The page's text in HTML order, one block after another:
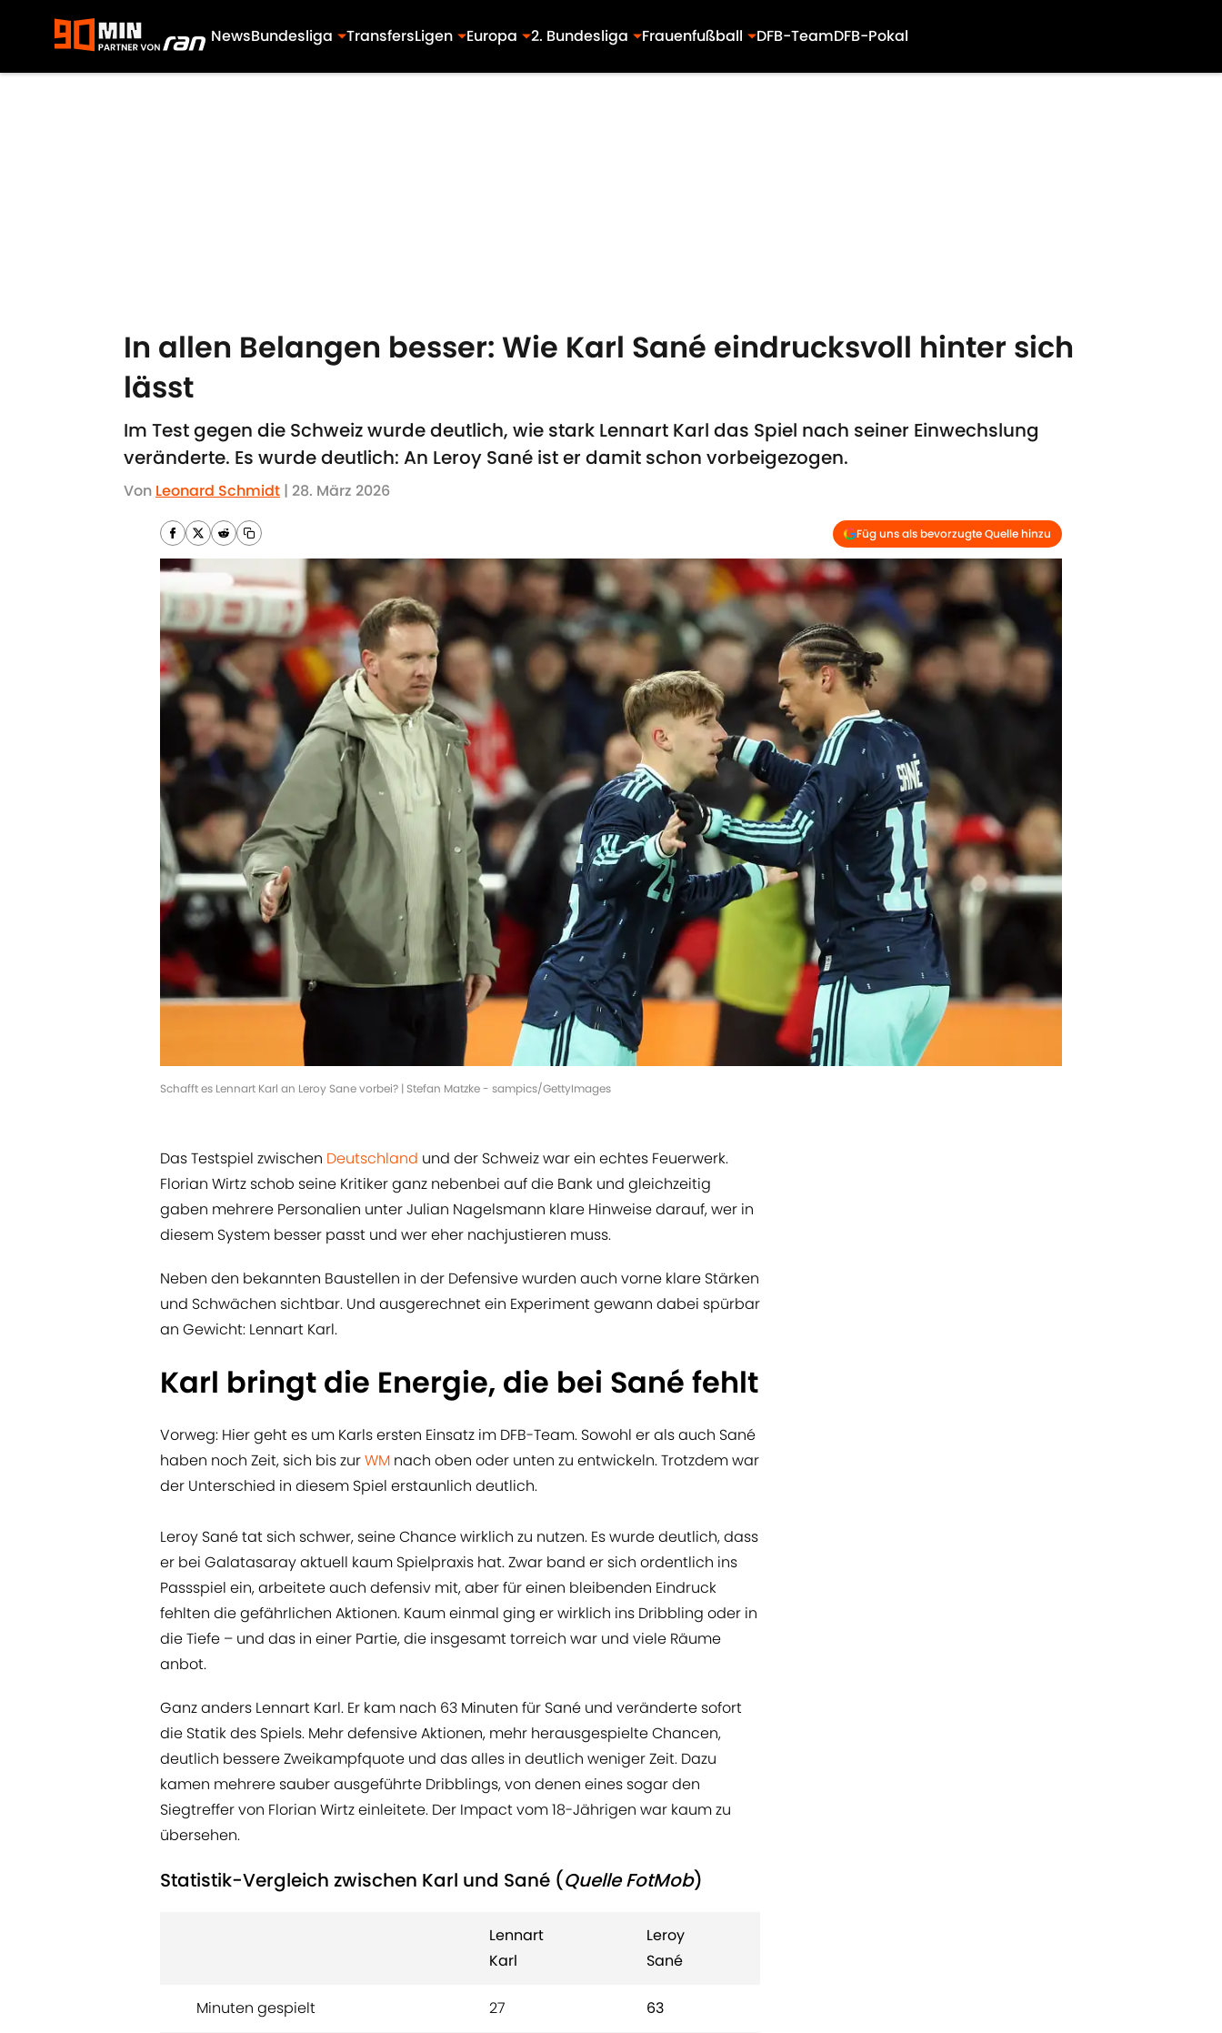
NewsBundesliga TransfersLigen Europa 2. Bundesliga Frauenfußball DFB-TeamDFB-Pokal
In allen Belangen besser: Wie Karl Sané eindrucksvoll hinter sich
lässt
Im Test gegen die Schweiz wurde deutlich, wie stark Lennart Karl das Spiel nach seiner Einwechslung
veränderte. Es wurde deutlich: An Leroy Sané ist er damit schon vorbeigezogen.
Von Leonard Schmidt | 28. März 2026
Füg uns als bevorzugte Quelle hinzu
Schafft es Lennart Karl an Leroy Sane vorbei? | Stefan Matzke - sampics/GettyImages
Das Testspiel zwischen Deutschland und der Schweiz war ein echtes Feuerwerk.
Florian Wirtz schob seine Kritiker ganz nebenbei auf die Bank und gleichzeitig
gaben mehrere Personalien unter Julian Nagelsmann klare Hinweise darauf, wer in
diesem System besser passt und wer eher nachjustieren muss.
Neben den bekannten Baustellen in der Defensive wurden auch vorne klare Stärken
und Schwächen sichtbar. Und ausgerechnet ein Experiment gewann dabei spürbar
an Gewicht: Lennart Karl.
Karl bringt die Energie, die bei Sané fehlt
Vorweg: Hier geht es um Karls ersten Einsatz im DFB-Team. Sowohl er als auch Sané
haben noch Zeit, sich bis zurWM nach oben oder unten zu entwickeln. Trotzdem war
der Unterschied in diesem Spiel erstaunlich deutlich.
Leroy Sané tat sich schwer, seine Chance wirklich zu nutzen. Es wurde deutlich, dass
er bei Galatasaray aktuell kaum Spielpraxis hat. Zwar band er sich ordentlich ins
Passspiel ein, arbeitete auch defensiv mit, aber für einen bleibenden Eindruck
fehlten die gefährlichen Aktionen. Kaum einmal ging er wirklich ins Dribbling oder in
die Tiefe – und das in einer Partie, die insgesamt torreich war und viele Räume
anbot.
Ganz anders Lennart Karl. Er kam nach 63 Minuten für Sané und veränderte sofort
die Statik des Spiels. Mehr defensive Aktionen, mehr herausgespielte Chancen,
deutlich bessere Zweikampfquote und das alles in deutlich weniger Zeit. Dazu
kamen mehrere sauber ausgeführte Dribblings, von denen eines sogar den
Siegtreffer von Florian Wirtz einleitete. Der Impact vom 18-Jährigen war kaum zu
übersehen.
Statistik-Vergleich zwischen Karl und Sané (Quelle FotMob)
Lennart
Karl
Leroy
Sané
Minuten gespielt 27 63